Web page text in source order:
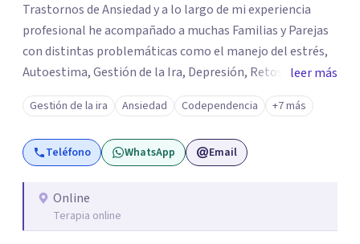
Trastornos de Ansiedad y a lo largo de mi experiencia
profesional he acompañado a muchas Familias y Parejas
con distintas problemáticas como el manejo del estrés,
Autoestima, Gestión de la Ira, Depresión, Retos en la
Crianza, Codependencia, Celos, entre otros. Cuento con
más de 12 años de experiencia en el área de la Salud
mental y he trabajado en distintos contextos clínicos con
niños, Adolescentes y Adultos
leer más
Gestión de la ira Ansiedad Codependencia +7 más
Teléfono WhatsApp Email
Online
Terapia online